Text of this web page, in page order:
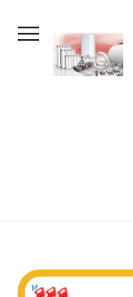
содержанию